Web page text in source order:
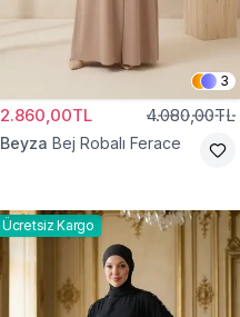
3
2.860,00TL 4.080,00TL
Beyza Bej Robalı Ferace
Ücretsiz Kargo